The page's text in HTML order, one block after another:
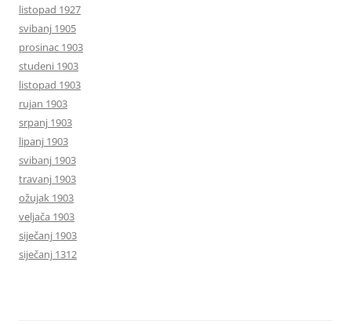
listopad 1927
svibanj 1905
prosinac 1903
studeni 1903
listopad 1903
rujan 1903
srpanj 1903
lipanj 1903
svibanj 1903
travanj 1903
ožujak 1903
veljača 1903
siječanj 1903
siječanj 1312